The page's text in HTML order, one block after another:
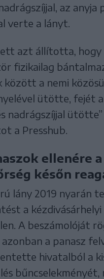
az anyja
verte a lányt.
azt állította,
fizikailag
a nemi
ütötte, fejét
nadrágszíjjal ütötte”
a Presshub.
ellenére a
későn
lány 2019 nyarán
a
A beszámolóját
a panasz
hivatalból a
bűncselekményét,